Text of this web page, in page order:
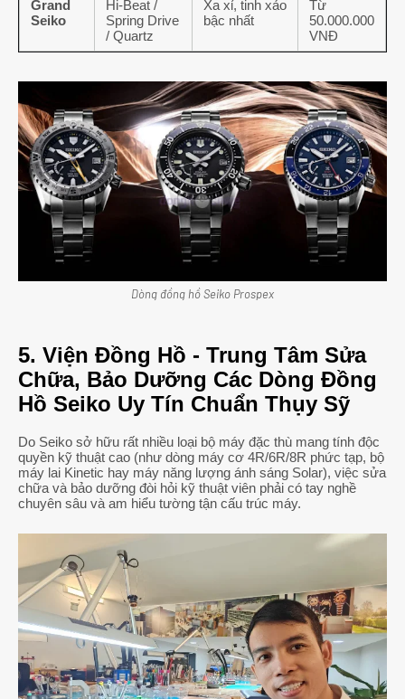
Grand
Seiko
Hi-Beat /
Spring Drive
/ Quartz
Xa xỉ, tinh xảo
bậc nhất
Từ
50.000.000
VNĐ
Dòng đồng hồ Seiko Prospex
5. Viện Đồng Hồ - Trung Tâm Sửa
Chữa, Bảo Dưỡng Các Dòng Đồng
Hồ Seiko Uy Tín Chuẩn Thụy Sỹ
Do Seiko sở hữu rất nhiều loại bộ máy đặc thù mang tính độc
quyền kỹ thuật cao (như dòng máy cơ 4R/6R/8R phức tạp, bộ
máy lai Kinetic hay máy năng lượng ánh sáng Solar), việc sửa
chữa và bảo dưỡng đòi hỏi kỹ thuật viên phải có tay nghề
chuyên sâu và am hiểu tường tận cấu trúc máy.